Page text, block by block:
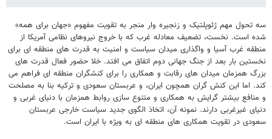
سه تحول مهم ژئوپلتیک و زنجیره وار منجر به تقویت مفهوم «جهان برای همه»
شده است. نخست، تضعیف معادله غرب که با خروج نیروهای نظامی آمریکا از
منطقه غرب آسیا و واگذاری میدان سیاست و امنیت به قدرت های منطقه ای برای
نخستین بار بعد از جنگ جهانی دوم اتفاق می افتد. خلا حضور فعال قدرت های
بزرگ همزمان میدان های رقابت و همکاری را برای کنشگران منطقه ای فراهم می
کند. اما این کنش گران همچون ایران، و عربستان سعودی و ترکیه بنا به مصلحت
و منافع بیشتر گرایش به همکاری و متنوع سازی روابط همزمان با دنیای غربی و
دنیای غیرغربی دارند. نمونه آن، اتخاذ الگوی جدید سیاست خارجی عربستان
سعودی در تقویت همکاری های منطقه ای به ویژه با ایران است.